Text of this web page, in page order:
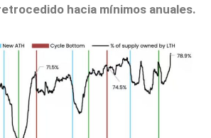
hacia mínimos anuales.